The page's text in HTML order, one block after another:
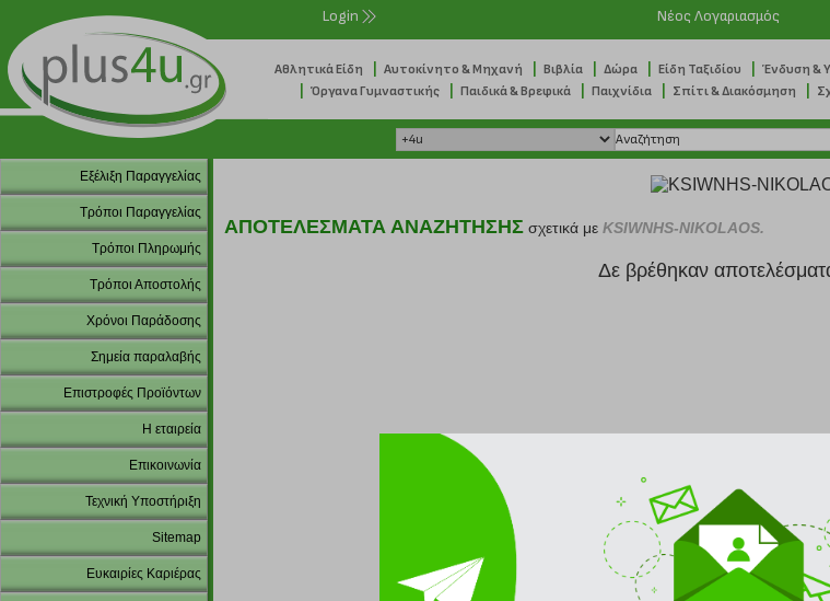
Login Νέος Λογαριασμός
Αθλητικά Είδη Αυτοκίνητο & Μηχανή Βιβλία Δώρα Είδη Ταξιδίου Ένδυση &
Όργανα Γυμναστικής Παιδικά & Βρεφικά Παιχνίδια Σπίτι & Διακόσμηση
Εξέλιξη Παραγγελίας
Τρόποι Παραγγελίας
Τρόποι Πληρωμής
Τρόποι Αποστολής
Χρόνοι Παράδοσης
Σημεία παραλαβής
Επιστροφές Προϊόντων
Η εταιρεία
Επικοινωνία
Τεχνική Υποστήριξη
Sitemap
Ευκαιρίες Καριέρας
ΑΠΟΤΕΛΕΣΜΑΤΑ ΑΝΑΖΗΤΗΣΗΣ σχετικά με KSIWNHS-NIKOLAOS.
Δε βρέθηκαν